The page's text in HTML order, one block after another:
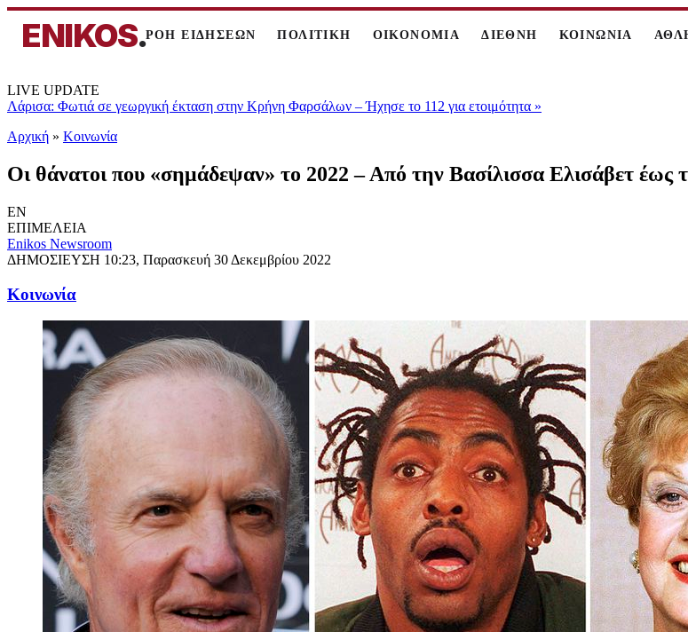
ENIKOS.ΡΟΗ ΕΙΔΗΣΕΩΝ ΠΟΛΙΤΙΚΗ ΟΙΚΟΝΟΜΙΑ ΔΙΕΘΝΗ ΚΟΙΝΩΝΙΑ
LIVE UPDATE
Λάρισα: Φωτιά σε γεωργική έκταση στην Κρήνη Φαρσάλων – Ήχησε το 112 για ετοιμότητα »
Αρχική » Κοινωνία
Οι θάνατοι που «σημάδεψαν» το 2022 – Από την Βασίλισσα Ελισάβετ
EN
ΕΠΙΜΕΛΕΙΑ
Enikos Newsroom
ΔΗΜΟΣΙΕΥΣΗ 10:23, Παρασκευή 30 Δεκεμβρίου 2022
Κοινωνία